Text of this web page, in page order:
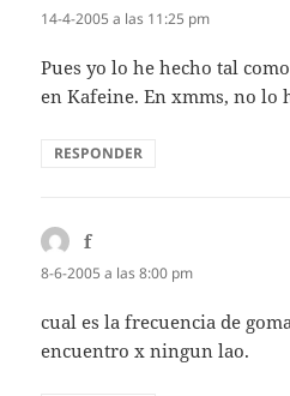
14-4-2005 a las 11:25 pm
Pues yo lo he hecho tal
en Kafeine. En xmms, no lo
RESPONDER
fdice:
8-6-2005 a las 8:00 pm
cual es la frecuencia de
encuentro x ningun lao.